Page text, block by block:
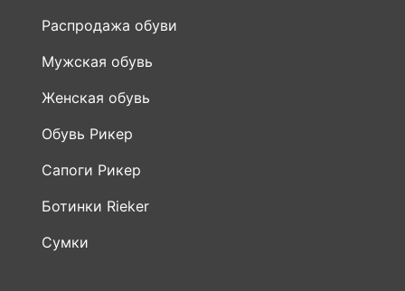
Распродажа обуви
Мужская обувь
Женская обувь
Обувь Рикер
Сапоги Рикер
Ботинки Rieker
Сумки